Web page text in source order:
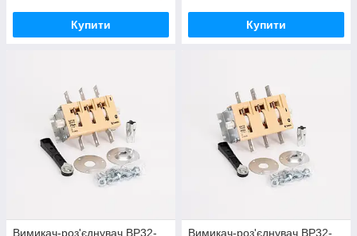
Купити Купити
Вимикач-роз'єднувач ВР32-
Вимикач-роз'єднувач ВР32-